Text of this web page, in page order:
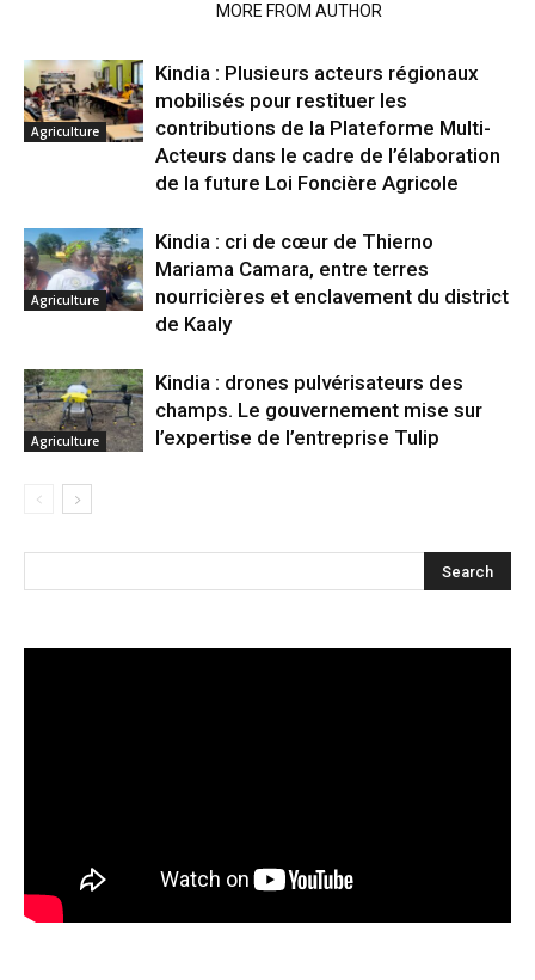
MORE FROM AUTHOR
Agriculture
Kindia : Plusieurs acteurs régionaux
mobilisés pour restituer les
contributions de la Plateforme Multi-
Acteurs dans le cadre de l’élaboration
de la future Loi Foncière Agricole
Agriculture
Kindia : cri de cœur de Thierno
Mariama Camara, entre terres
nourricières et enclavement du district
de Kaaly
Agriculture
Kindia : drones pulvérisateurs des
champs. Le gouvernement mise sur
l’expertise de l’entreprise Tulip